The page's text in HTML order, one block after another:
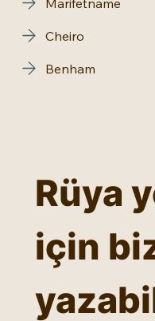
Cheiro
Benham
Rüya
için